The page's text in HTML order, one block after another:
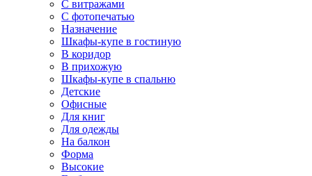
С витражами
С фотопечатью
Назначение
Шкафы-купе в гостиную
В коридор
В прихожую
Шкафы-купе в спальню
Детские
Офисные
Для книг
Для одежды
На балкон
Форма
Высокие